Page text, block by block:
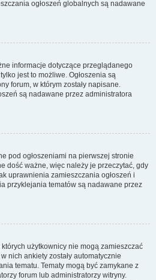
ogłoszeń globalnych są nadawane
informacje dotyczące przeglądanego
jest to możliwe. Ogłoszenia są
forum, w którym zostały napisane.
są nadawane przez administratora
pod ogłoszeniami na pierwszej stronie
dość ważne, więc należy je przeczytać, gdy
uprawnienia zamieszczania ogłoszeń i
przyklejania tematów są nadawane przez
użytkownicy nie mogą zamieszczać
nich ankiety zostały automatycznie
tematu. Tematy mogą być zamykane z
forum lub administratorzy witryny.